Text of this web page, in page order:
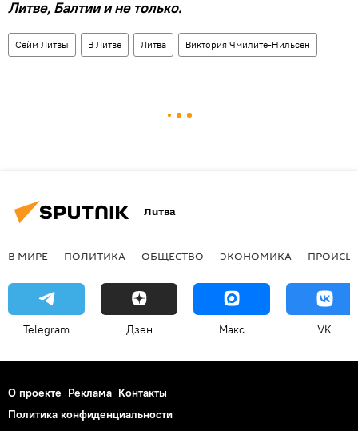
Литве, Балтии и не только.
Сейм Литвы В Литве Литва Виктория Чмилите-Нильсен
Литва
В МИРЕ ПОЛИТИКА ОБЩЕСТВО ЭКОНОМИКА
Telegram Дзен Макс VK
О проекте Реклама Контакты
Политика конфиденциальности